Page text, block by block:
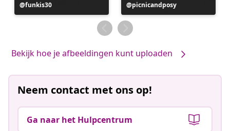
Bericht
gepubliceerd
funkis30
Bericht
gepubliceerd
door
picnicandposy
Bekijk hoe je afbeeldingen kunt uploaden
Neem contact met ons op!
Ga naar het Hulpcentrum